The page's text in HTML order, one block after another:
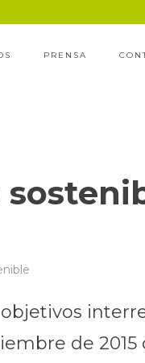
PRENSA
de